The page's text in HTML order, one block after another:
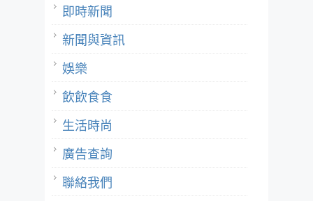
即時新聞
新聞與資訊
娛樂
飲飲食食
生活時尚
廣告查詢
聯絡我們